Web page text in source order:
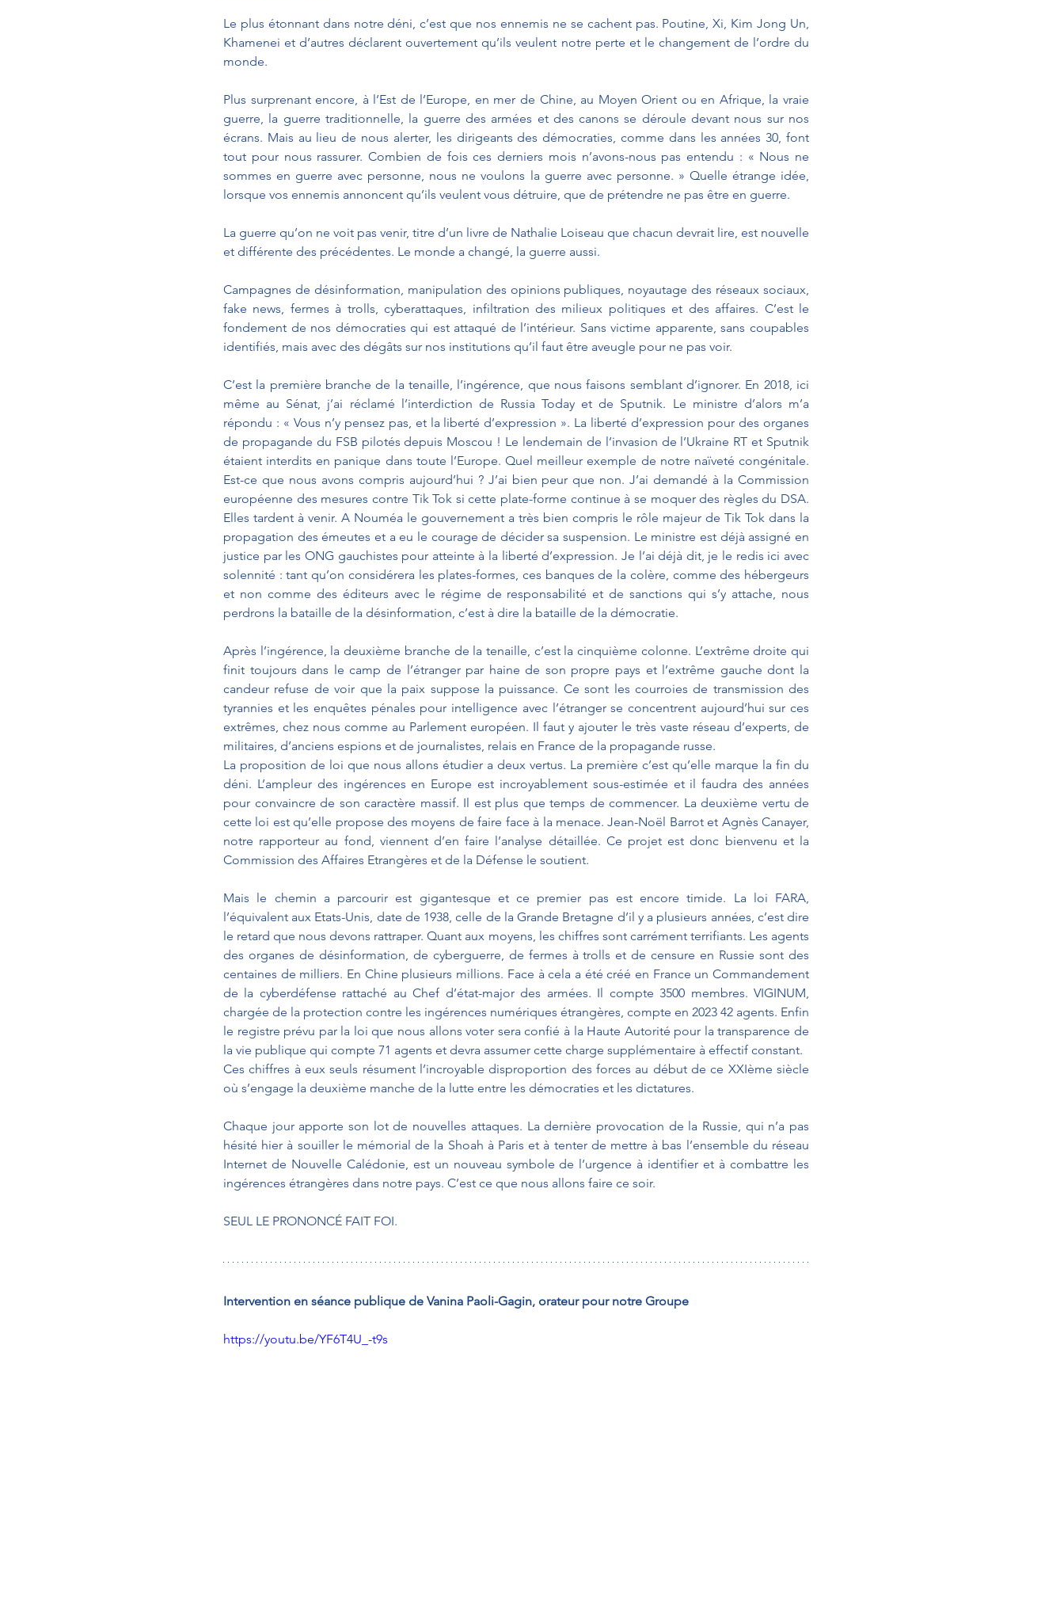
Le plus étonnant dans notre déni, c’est que nos ennemis ne se cachent pas. Poutine, Xi, Kim Jong Un,
Khamenei et d’autres déclarent ouvertement qu’ils veulent notre perte et le changement de l’ordre du
monde.
Plus surprenant encore, à l’Est de l’Europe, en mer de Chine, au Moyen Orient ou en Afrique, la vraie
guerre, la guerre traditionnelle, la guerre des armées et des canons se déroule devant nous sur nos
écrans. Mais au lieu de nous alerter, les dirigeants des démocraties, comme dans les années 30, font
tout pour nous rassurer. Combien de fois ces derniers mois n’avons-nous pas entendu : « Nous ne
sommes en guerre avec personne, nous ne voulons la guerre avec personne. » Quelle étrange idée,
lorsque vos ennemis annoncent qu’ils veulent vous détruire, que de prétendre ne pas être en guerre.
La guerre qu’on ne voit pas venir, titre d’un livre de Nathalie Loiseau que chacun devrait lire, est nouvelle
et différente des précédentes. Le monde a changé, la guerre aussi.
Campagnes de désinformation, manipulation des opinions publiques, noyautage des réseaux sociaux,
fake news, fermes à trolls, cyberattaques, infiltration des milieux politiques et des affaires. C’est le
fondement de nos démocraties qui est attaqué de l’intérieur. Sans victime apparente, sans coupables
identifiés, mais avec des dégâts sur nos institutions qu’il faut être aveugle pour ne pas voir.
C’est la première branche de la tenaille, l’ingérence, que nous faisons semblant d’ignorer. En 2018, ici
même au Sénat, j’ai réclamé l’interdiction de Russia Today et de Sputnik. Le ministre d’alors m’a
répondu : « Vous n’y pensez pas, et la liberté d’expression ». La liberté d’expression pour des organes
de propagande du FSB pilotés depuis Moscou ! Le lendemain de l’invasion de l’Ukraine RT et Sputnik
étaient interdits en panique dans toute l’Europe. Quel meilleur exemple de notre naïveté congénitale.
Est-ce que nous avons compris aujourd’hui ? J’ai bien peur que non. J’ai demandé à la Commission
européenne des mesures contre Tik Tok si cette plate-forme continue à se moquer des règles du DSA.
Elles tardent à venir. A Nouméa le gouvernement a très bien compris le rôle majeur de Tik Tok dans la
propagation des émeutes et a eu le courage de décider sa suspension. Le ministre est déjà assigné en
justice par les ONG gauchistes pour atteinte à la liberté d’expression. Je l’ai déjà dit, je le redis ici avec
solennité : tant qu’on considérera les plates-formes, ces banques de la colère, comme des hébergeurs
et non comme des éditeurs avec le régime de responsabilité et de sanctions qui s’y attache, nous
perdrons la bataille de la désinformation, c’est à dire la bataille de la démocratie.
Après l’ingérence, la deuxième branche de la tenaille, c’est la cinquième colonne. L’extrême droite qui
finit toujours dans le camp de l’étranger par haine de son propre pays et l’extrême gauche dont la
candeur refuse de voir que la paix suppose la puissance. Ce sont les courroies de transmission des
tyrannies et les enquêtes pénales pour intelligence avec l’étranger se concentrent aujourd’hui sur ces
extrêmes, chez nous comme au Parlement européen. Il faut y ajouter le très vaste réseau d’experts, de
militaires, d’anciens espions et de journalistes, relais en France de la propagande russe.
La proposition de loi que nous allons étudier a deux vertus. La première c’est qu’elle marque la fin du
déni. L’ampleur des ingérences en Europe est incroyablement sous-estimée et il faudra des années
pour convaincre de son caractère massif. Il est plus que temps de commencer. La deuxième vertu de
cette loi est qu’elle propose des moyens de faire face à la menace. Jean-Noël Barrot et Agnès Canayer,
notre rapporteur au fond, viennent d’en faire l’analyse détaillée. Ce projet est donc bienvenu et la
Commission des Affaires Etrangères et de la Défense le soutient.
Mais le chemin a parcourir est gigantesque et ce premier pas est encore timide. La loi FARA,
l’équivalent aux Etats-Unis, date de 1938, celle de la Grande Bretagne d’il y a plusieurs années, c’est dire
le retard que nous devons rattraper. Quant aux moyens, les chiffres sont carrément terrifiants. Les agents
des organes de désinformation, de cyberguerre, de fermes à trolls et de censure en Russie sont des
centaines de milliers. En Chine plusieurs millions. Face à cela a été créé en France un Commandement
de la cyberdéfense rattaché au Chef d’état-major des armées. Il compte 3500 membres. VIGINUM,
chargée de la protection contre les ingérences numériques étrangères, compte en 2023 42 agents. Enfin
le registre prévu par la loi que nous allons voter sera confié à la Haute Autorité pour la transparence de
la vie publique qui compte 71 agents et devra assumer cette charge supplémentaire à effectif constant.
Ces chiffres à eux seuls résument l’incroyable disproportion des forces au début de ce XXIème siècle
où s’engage la deuxième manche de la lutte entre les démocraties et les dictatures.
Chaque jour apporte son lot de nouvelles attaques. La dernière provocation de la Russie, qui n’a pas
hésité hier à souiller le mémorial de la Shoah à Paris et à tenter de mettre à bas l’ensemble du réseau
Internet de Nouvelle Calédonie, est un nouveau symbole de l’urgence à identifier et à combattre les
ingérences étrangères dans notre pays. C’est ce que nous allons faire ce soir.
SEUL LE PRONONCÉ FAIT FOI.
Intervention en séance publique de Vanina Paoli-Gagin, orateur pour notre Groupe
https://youtu.be/YF6T4U_-t9s